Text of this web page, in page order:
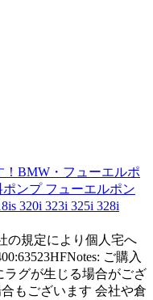
！BMW・フューエルポ
ンプ フューエルポン
320i 323i 325i 328i
の規定により個人宅へ
ご購入
グが生じる場合がござ
もございます 会社や倉